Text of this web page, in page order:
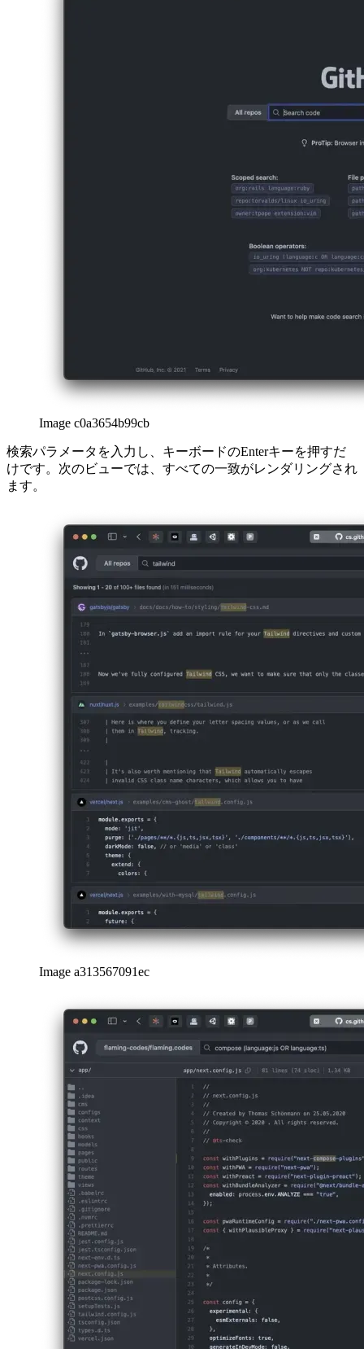
検索パラメータを入力し、キーボードのEnterキーを押すだ
けです。次のビューでは、すべての一致がレンダリングされ
Image a313567091ec